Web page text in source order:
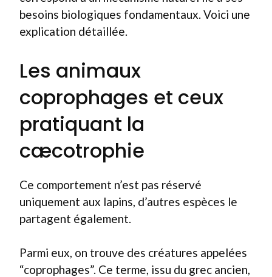
besoins biologiques fondamentaux. Voici une
explication détaillée.
Les animaux
coprophages et ceux
pratiquant la
cæcotrophie
Ce comportement n’est pas réservé
uniquement aux lapins, d’autres espèces le
partagent également.
Parmi eux, on trouve des créatures appelées
“coprophages”. Ce terme, issu du grec ancien,